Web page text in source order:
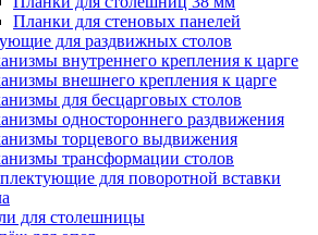
Планки для стеновых панелей
для раздвижных столов
внутреннего крепления к царге
внешнего крепления к царге
для бесцарговых столов
одностороннего раздвижения
торцевого выдвижения
трансформации столов
для поворотной вставки
для столешницы